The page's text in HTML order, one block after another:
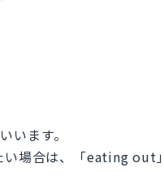
います。
場合は、「eating out